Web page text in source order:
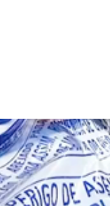
de Canto Madrid com